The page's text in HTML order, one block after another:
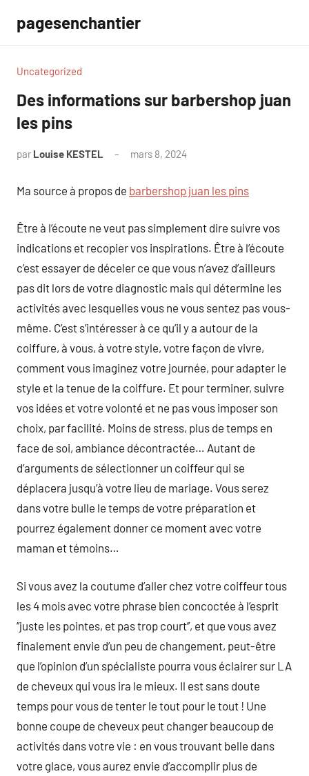
contenu
pagesenchantier
Uncategorized
Des informations sur barbershop juan
les pins
par Louise KESTEL mars 8, 2024
Ma source à propos de barbershop juan les pins
Être à l’écoute ne veut pas simplement dire suivre vos
indications et recopier vos inspirations. Être à l’écoute
c’est essayer de déceler ce que vous n’avez d’ailleurs
pas dit lors de votre diagnostic mais qui détermine les
activités avec lesquelles vous ne vous sentez pas vous-
même. C’est s’intéresser à ce qu’il y a autour de la
coiffure, à vous, à votre style, votre façon de vivre,
comment vous imaginez votre journée, pour adapter le
style et la tenue de la coiffure. Et pour terminer, suivre
vos idées et votre volonté et ne pas vous imposer son
choix, par facilité. Moins de stress, plus de temps en
face de soi, ambiance décontractée… Autant de
d’arguments de sélectionner un coiffeur qui se
déplacera jusqu’à votre lieu de mariage. Vous serez
dans votre bulle le temps de votre préparation et
pourrez également donner ce moment avec votre
maman et témoins…
Si vous avez la coutume d’aller chez votre coiffeur tous
les 4 mois avec votre phrase bien concoctée à l’esprit
’’juste les pointes, et pas trop court’’, et que vous avez
finalement envie d’un peu de changement, peut-être
que l’opinion d’un spécialiste pourra vous éclairer sur LA
de cheveux qui vous ira le mieux. Il est sans doute
temps pour vous de tenter le tout pour le tout ! Une
bonne coupe de cheveux peut changer beaucoup de
activités dans votre vie : en vous trouvant belle dans
votre glace, vous aurez envie d’accomplir plus de